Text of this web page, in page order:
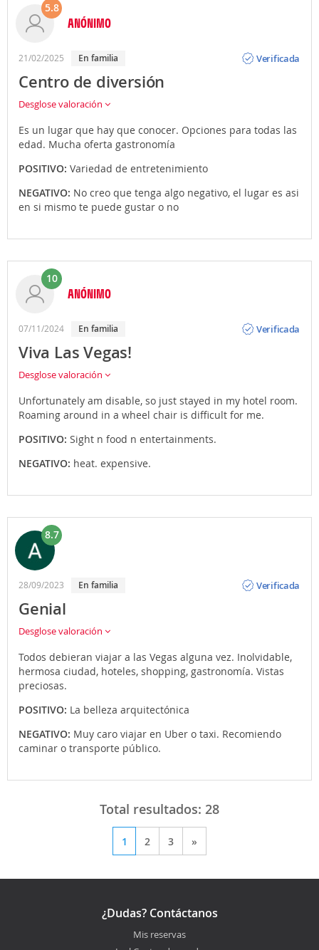
5.8
ANÓNIMO
21/02/2025 en familia
Verificada
Centro de diversión
Desglose valoración
Es un lugar que hay que conocer. Opciones para todas las
edad. Mucha oferta gastronomía
POSITIVO: Variedad de entretenimiento
NEGATIVO: No creo que tenga algo negativo, el lugar es asi
en si mismo te puede gustar o no
10
ANÓNIMO
07/11/2024 en familia
Verificada
Viva Las Vegas!
Desglose valoración
Unfortunately am disable, so just stayed in my hotel room.
Roaming around in a wheel chair is difficult for me.
POSITIVO: Sight n food n entertainments.
NEGATIVO: heat. expensive.
8.7
28/09/2023 en familia
Verificada
Genial
Desglose valoración
Todos debieran viajar a las Vegas alguna vez. Inolvidable,
hermosa ciudad, hoteles, shopping, gastronomía. Vistas
preciosas.
POSITIVO: La belleza arquitectónica
NEGATIVO: Muy caro viajar en Uber o taxi. Recomiendo
caminar o transporte público.
Total resultados: 28
1 2 3 »
¿Dudas? Contáctanos
Mis reservas